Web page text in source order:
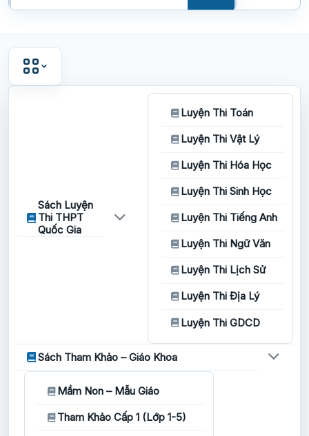
phẩm
Sách Luyện
Thi THPT
Quốc Gia
Luyện Thi Toán
Luyện Thi Vật Lý
Luyện Thi Hóa Học
Luyện Thi Sinh Học
Luyện Thi Tiếng Anh
Luyện Thi Ngữ Văn
Luyện Thi Lịch Sử
Luyện Thi Địa Lý
Luyện Thi GDCD
Sách Tham Khảo – Giáo Khoa
Mầm Non – Mẫu Giáo
Tham Khảo Cấp 1 (Lớp 1-5)